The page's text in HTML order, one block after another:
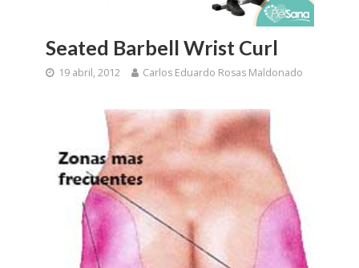
Seated Barbell Wrist Curl
19 abril, 2012 Carlos Eduardo Rosas Maldonado